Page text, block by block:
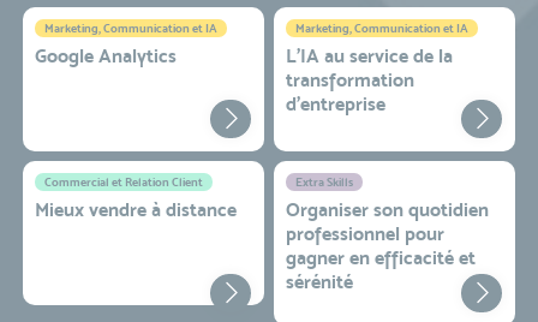
Marketing, Communication et IA
Google Analytics
Marketing, Communication et IA
L'IA au service de la
transformation
d'entreprise
Commercial et Relation Client
Mieux vendre à distance
Extra Skills
Organiser son quotidien
professionnel pour
gagner en efficacité et
sérénité